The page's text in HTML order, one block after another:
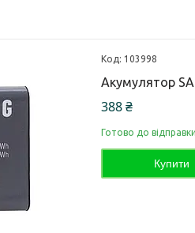
103998
Акумулятор
388 ₴
Готово до відправки
Купити